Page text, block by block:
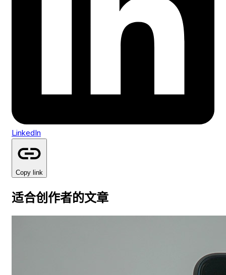
LinkedIn
Copy link
适合创作者的文章